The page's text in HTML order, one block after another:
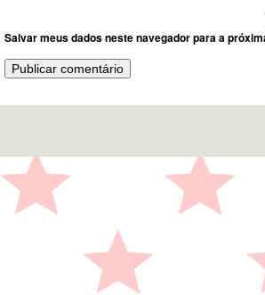
Salvar meus dados neste navegador para a